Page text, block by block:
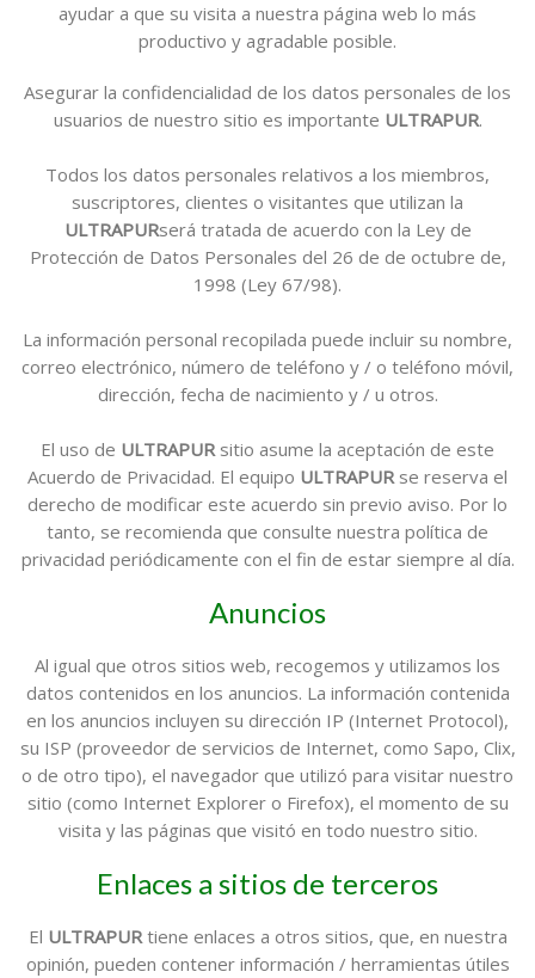
ayudar a que su visita a nuestra página web lo más
productivo y agradable posible.
Asegurar la confidencialidad de los datos personales de los
usuarios de nuestro sitio es importante ULTRAPUR.
Todos los datos personales relativos a los miembros,
suscriptores, clientes o visitantes que utilizan la
ULTRAPURserá tratada de acuerdo con la Ley de
Protección de Datos Personales del 26 de de octubre de,
1998 (Ley 67/98).
La información personal recopilada puede incluir su nombre,
correo electrónico, número de teléfono y / o teléfono móvil,
dirección, fecha de nacimiento y / u otros.
El uso de ULTRAPUR sitio asume la aceptación de este
Acuerdo de Privacidad. El equipo ULTRAPUR se reserva el
derecho de modificar este acuerdo sin previo aviso. Por lo
tanto, se recomienda que consulte nuestra política de
privacidad periódicamente con el fin de estar siempre al día.
Anuncios
Al igual que otros sitios web, recogemos y utilizamos los
datos contenidos en los anuncios. La información contenida
en los anuncios incluyen su dirección IP (Internet Protocol),
su ISP (proveedor de servicios de Internet, como Sapo, Clix,
o de otro tipo), el navegador que utilizó para visitar nuestro
sitio (como Internet Explorer o Firefox), el momento de su
visita y las páginas que visitó en todo nuestro sitio.
Enlaces a sitios de terceros
El ULTRAPURtiene enlaces a otros sitios, que, en nuestra
opinión, pueden contener información / herramientas útiles